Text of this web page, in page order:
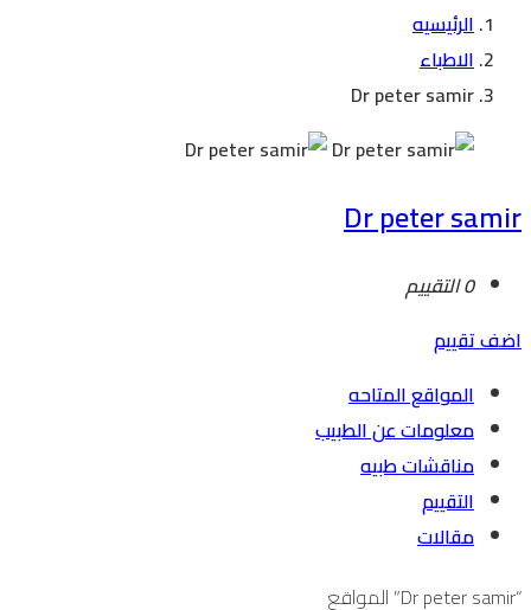
الرئيسيه
الاطباء
Dr peter samir
Dr peter samir
0 التقييم
اضف تقييم
المواقع المتاحه
معلومات عن الطبيب
مناقشات طبيه
التقييم
مقالات
“Dr peter samir” المواقع